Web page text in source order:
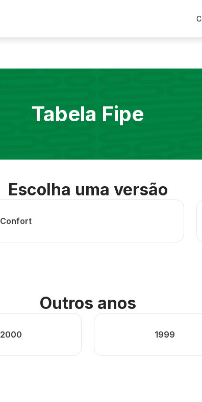
Tabela Fipe
Escolha uma versão
Confort
Outros anos
2000 1999